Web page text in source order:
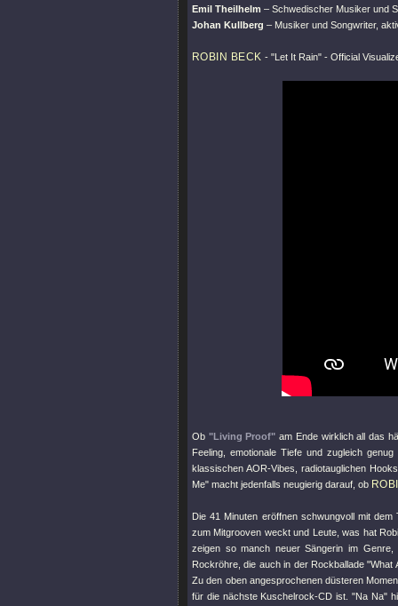
Emil Theilhelm – Schwedischer Musiker und
Johan Kullberg – Musiker und Songwriter,
ROBIN BECK - "Let It Rain" - Official
Ob "Living Proof" am Ende wirklich all das
Feeling, emotionale Tiefe und zugleich
klassischen AOR-Vibes, radiotauglichen
Me" macht jedenfalls neugierig darauf, ob
Die 41 Minuten eröffnen schwungvoll mit
zum Mitgrooven weckt und Leute, was hat
zeigen so manch neuer Sängerin im
Rockröhre, die auch in der Rockballade"What
Zu den oben angesprochenen düsteren
für die nächste Kuschelrock-CD ist."Na Na"